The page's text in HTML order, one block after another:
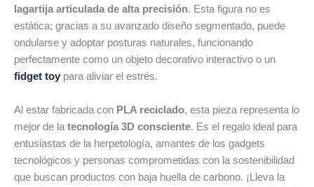
lagartija articulada de alta precisión. Esta figura no es
estática; gracias a su avanzado diseño segmentado, puede
ondularse y adoptar posturas naturales, funcionando
perfectamente como un objeto decorativo interactivo o un
fidget toy para aliviar el estrés.
Al estar fabricada con PLA reciclado, esta pieza representa lo
mejor de la tecnología 3D consciente. Es el regalo ideal para
entusiastas de la herpetología, amantes de los gadgets
tecnológicos y personas comprometidas con la sostenibilidad
que buscan productos con baja huella de carbono. ¡Lleva la